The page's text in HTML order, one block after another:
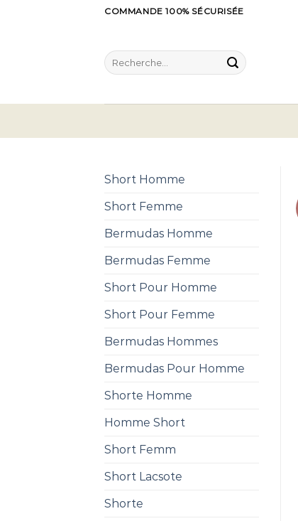
COMMANDE 100% SÉCURISÉE
Recherche
pour :
Short Homme
Short Femme
Bermudas Homme
Bermudas Femme
Short Pour Homme
Short Pour Femme
Bermudas Hommes
Bermudas Pour Homme
Shorte Homme
Homme Short
Short Femm
Short Lacsote
Shorte